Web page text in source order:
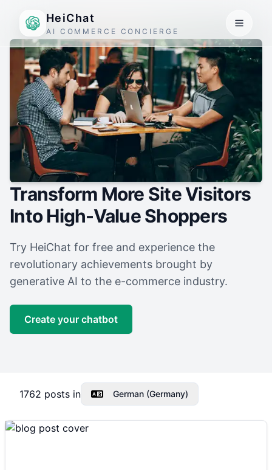
HeiChat
AI COMMERCE CONCIERGE
Transform More Site Visitors
Into High-Value Shoppers
Try HeiChat for free and experience the
revolutionary achievements brought by
generative AI to the e-commerce industry.
Create your chatbot
1762 posts in German (Germany)